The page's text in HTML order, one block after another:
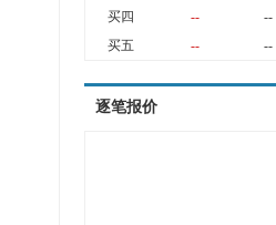
买四
--
--
买五
-- --
逐笔报价